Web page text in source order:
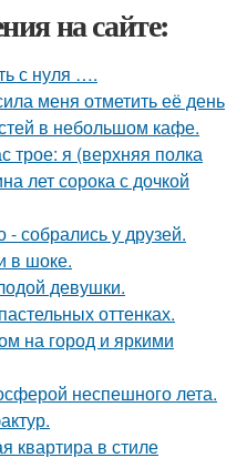
на сайте:
с нуля ….
меня отметить её день
в небольшом кафе.
трое: я (верхняя полка
лет сорока с дочкой
собрались у друзей.
в шоке.
девушки.
оттенках.
на город и яркими
неспешного лета.
квартира в стиле